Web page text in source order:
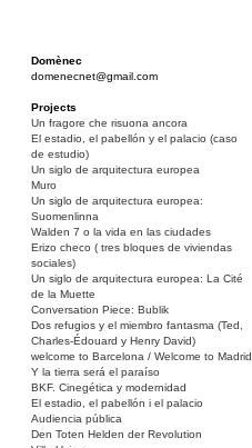
Domènec
domenecnet@gmail.com
Projects
Un fragore che risuona ancora
El estadio, el pabellón y el palacio (caso
de estudio)
Un siglo de arquitectura europea
Muro
Un siglo de arquitectura europea:
Suomenlinna
Walden 7 o la vida en las ciudades
Erizo checo ( tres bloques de viviendas
sociales)
Un siglo de arquitectura europea: La Cité
de la Muette
Conversation Piece: Bublik
Dos refugios y el miembro fantasma (Ted,
Charles-Édouard y Henry David)
welcome to Barcelona / Welcome to Madrid
Y la tierra será el paraíso
BKF. Cinegética y modernidad
El estadio, el pabellón i el palacio
Audiencia pública
Den Toten Helden der Revolution